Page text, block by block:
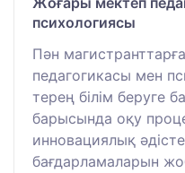
психологиясы
Пән
педагогикасы мен
терең білім беруге
барысында оқу
инновациялық
бағдарламаларын